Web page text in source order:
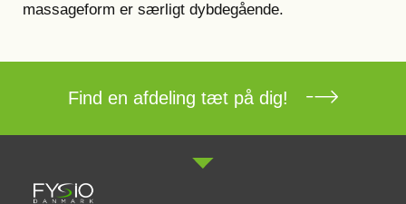
massageform er særligt dybdegående.
Find en afdeling tæt på dig!